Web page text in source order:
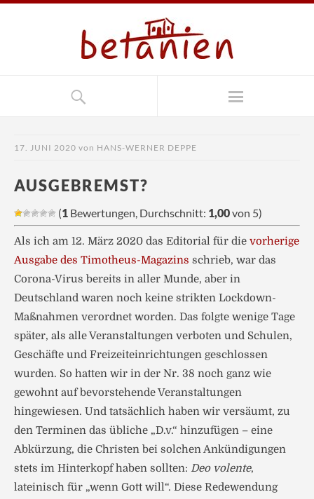
17. JUNI 2020 von HANS-WERNER DEPPE
AUSGEBREMST?
(1 Bewertungen, Durchschnitt: 1,00von 5)
Als ich am 12. März 2020 das Editorial für die vorherige
Ausgabe des Timotheus-Magazins schrieb, war das
Corona-Virus bereits in aller Munde, aber in
Deutschland waren noch keine strikten Lockdown-
Maßnahmen verordnet worden. Das folgte wenige Tage
später, als alle Veranstaltungen verboten und Schulen,
Geschäfte und Freizeit­einrichtungen geschlossen
wurden. So hatten wir in der Nr. 38 noch ganz wie
gewohnt auf bevorstehende Veranstaltungen
hingewiesen. Und tatsächlich haben wir versäumt, zu
den Terminen das übliche „D.v.“ hinzufügen – eine
Abkürzung, die Christen bei solchen Ankündigungen
stets im Hinterkopf haben sollten: Deo volente,
lateinisch für „wenn Gott will“. Diese Redewendung